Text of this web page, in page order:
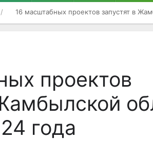
16 масштабных проектов запустят в
проектов
года